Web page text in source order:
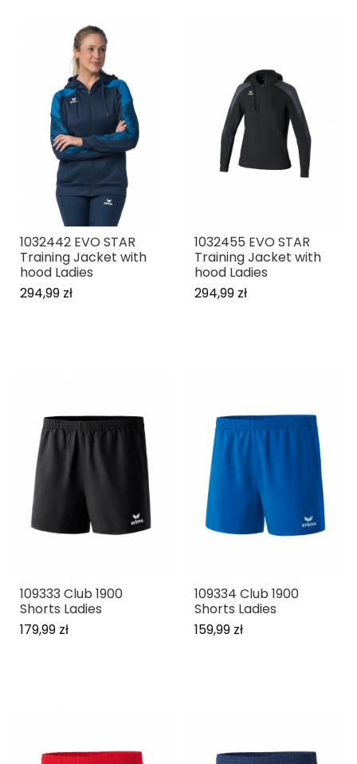
1032442 EVO STAR
Training Jacket with
hood Ladies
294,99 zł
1032455 EVO STAR
Training Jacket with
hood Ladies
294,99 zł
109333 Club 1900
Shorts Ladies
179,99 zł
109334 Club 1900
Shorts Ladies
159,99 zł